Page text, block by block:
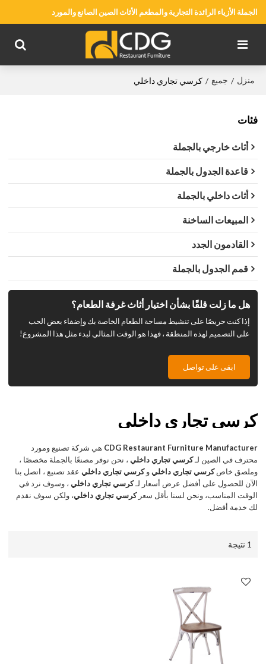
الجملة الأزياء الرائدة التجارية والمطعم الأثاث الصين الصانع والمورد
منزل / جميع / كرسي تجاري داخلي
فئات
أثاث خارجي بالجملة
قاعدة الجدول بالجملة
أثاث داخلي بالجملة
المبيعات الساخنة
القادمون الجدد
قمم الجدول بالجملة
هل ما زلت قلقًا بشأن اختيار أثاث غرفة الطعام؟
إذا كنت حريصًا على تنشيط مساحة الطعام الخاصة بك وإضفاء بعض الحب
على التصميم لهذه المنطقة ، فهذا هو الوقت المثالي لبدء مثل هذا المشروع!
ابقى على تواصل
كرسي تجاري داخلي
CDG Restaurant Furniture Manufacturer هي شركة تصنيع ومورد
محترف في الصين لـكرسي تجاري داخلي ، نحن نوفر مصنعًا بالجملة مخصصًا ،
وملصق خاصكرسي تجاري داخليوكرسي تجاري داخلي عقد تصنيع ، اتصل بنا
الآن للحصول على أفضل عرض أسعار لـكرسي تجاري داخلي ، وسوف نرد في
الوقت المناسب، ونحن لسنا بأقل سعركرسي تجاري داخلي، ولكن سوف نقدم
لك خدمة أفضل.
1 نتيجة